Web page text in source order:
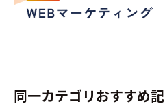
同一カテゴリおすすめ記